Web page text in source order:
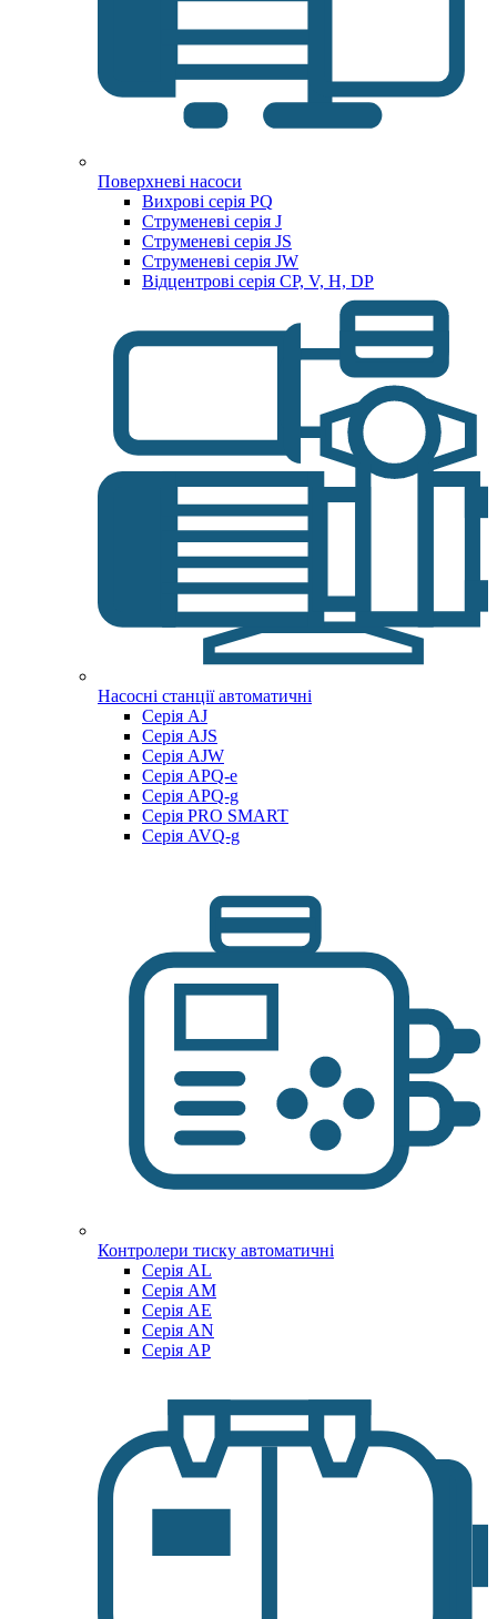
Поверхневі насоси
Вихрові серія PQ
Струменеві серія J
Струменеві серія JS
Струменеві серія JW
Відцентрові серія CP, V, H, DP
Насосні станції автоматичні
Серія AJ
Серія AJS
Серія AJW
Серія APQ-e
Серія APQ-g
Серія PRO SMART
Серія AVQ-g
Контролери тиску автоматичні
Cерія AL
Cерія AM
Серія AE
Серія AN
Серія AP